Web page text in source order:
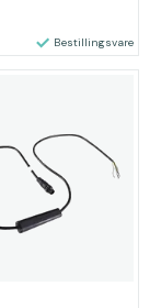
Bestillingsvare